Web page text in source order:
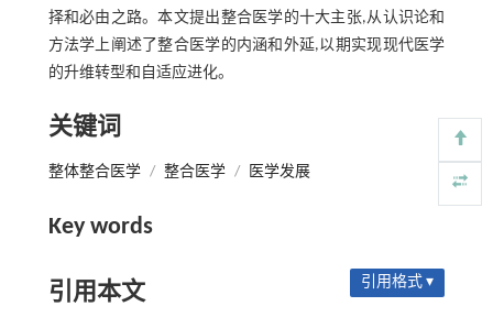
择和必由之路。本文提出整合医学的十大主张,从认识论和
方法学上阐述了整合医学的内涵和外延,以期实现现代医学
的升维转型和自适应进化。
关键词
整体整合医学 / 整合医学 / 医学发展
Key words
引用本文 引用格式 ▾